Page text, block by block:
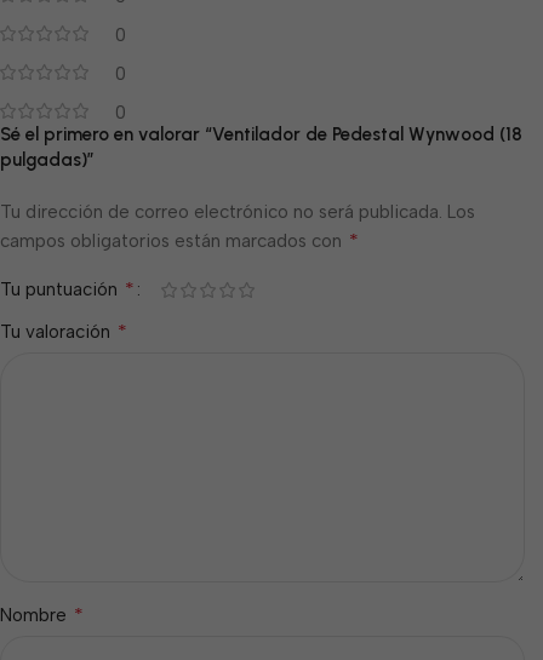
0
0
0
Sé el primero en valorar “Ventilador de Pedestal Wynwood (18
pulgadas)”
Tu dirección de correo electrónico no será publicada. Los
campos obligatorios están marcados con *
Tu puntuación *
Tu valoración *
Nombre *